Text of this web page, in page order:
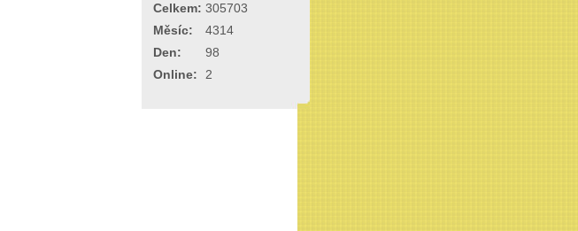
Online: 2
Celkem: 305703
Měsíc:
4314
Den:
98